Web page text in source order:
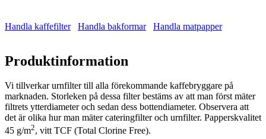
Handla kaffefilter Handla bakformar Handla matpapper
Produktinformation
Vi tillverkar urnfilter till alla förekommande kaffebryggare på
marknaden. Storleken på dessa filter bestäms av att man först mäter
filtrets ytterdiameter och sedan dess bottendiameter. Observera att
det är olika hur man mäter cateringfilter och urnfilter. Papperskvalitet
45 g/m2, vitt TCF (Total Clorine Free).